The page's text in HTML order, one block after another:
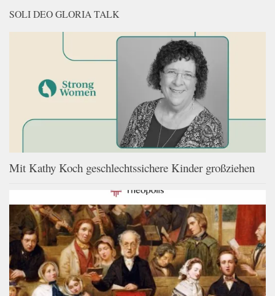
SOLI DEO GLORIA TALK
Mit Kathy Koch geschlechtssichere Kinder großziehen